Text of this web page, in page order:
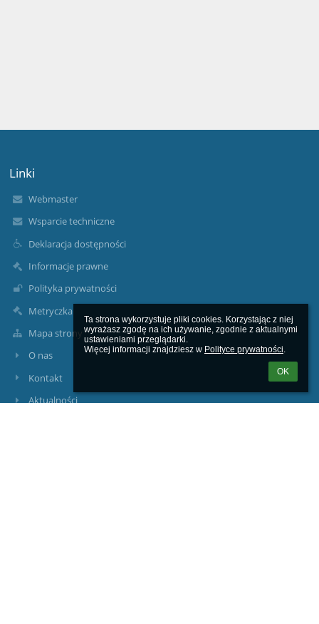
Ta strona wykorzystuje pliki cookies. Korzystając z niej
wyrażasz zgodę na ich używanie, zgodnie z aktualnymi
ustawieniami przeglądarki.
Więcej informacji znajdziesz w Polityce prywatności.
OK
Linki
Webmaster
Wsparcie techniczne
Deklaracja dostępności
Informacje prawne
Polityka prywatności
Metryczka
Mapa strony
O nas
Kontakt
Aktualności